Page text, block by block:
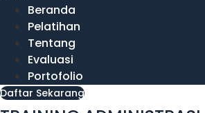
Beranda
Pelatihan
Tentang
Evaluasi
Portofolio
Daftar Sekarang